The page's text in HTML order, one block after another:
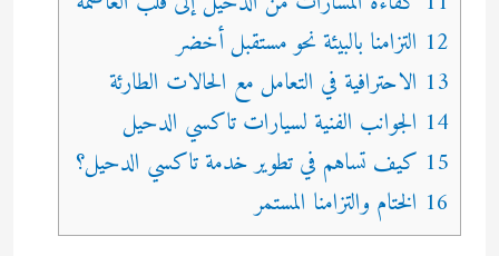
12 التزامنا بالبيئة نحو مستقبل أخضر
13 الاحترافية في التعامل مع الحالات الطارئة
14 الجوانب الفنية لسيارات تاكسي الدحيل
15 كيف تساهم في تطوير خدمة تاكسي الدحيل؟
16 الختام والتزامنا المستمر